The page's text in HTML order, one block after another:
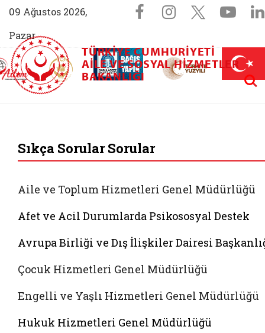
09 Ağustos 2026,
Pazar
Sosyal
Facebook
Instagram
X
Aile (yeni sekmede açılır)
AİLEM İletişim Merkezi (yeni sekmede açılır)
Aile ve Nüfus On Yılı (yeni sekmede açılır)
Darülaceze bağış sayfası (yeni
TÜRKIYE CUMHURIYETI
AILE VE SOSYAL HIZMETLER
BAKANLIĞI
Sıkça Sorular Sorular
Aile ve Toplum Hizmetleri Genel Müdürlüğü
Afet ve Acil Durumlarda Psikososyal Destek
Avrupa Birliği ve Dış İlişkiler Dairesi
Çocuk Hizmetleri Genel Müdürlüğü
Engelli ve Yaşlı Hizmetleri Genel Müdürlüğü
Hukuk Hizmetleri Genel Müdürlüğü